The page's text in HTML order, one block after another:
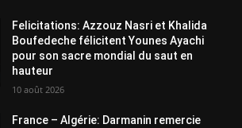
Felicitations: Azzouz Nasri et Khalida
Boufedeche félicitent Younes Ayachi
pour son sacre mondial du saut en
hauteur
10 août 2026
France – Algérie: Darmanin remercie